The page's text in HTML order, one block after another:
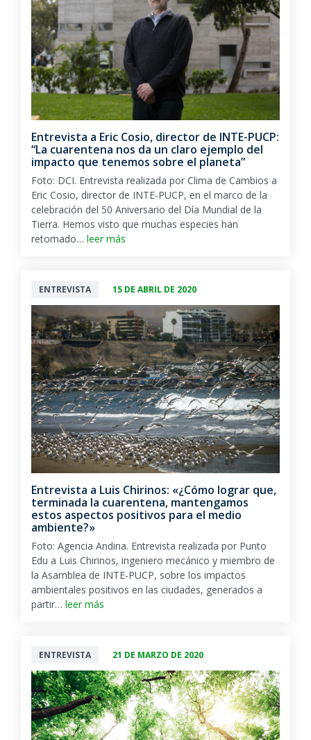
Entrevista a Eric Cosio, director de INTE-PUCP:
“La cuarentena nos da un claro ejemplo del
impacto que tenemos sobre el planeta”
Foto: DCI. Entrevista realizada por Clima de Cambios a
Eric Cosio, director de INTE-PUCP, en el marco de la
celebración del 50 Aniversario del Día Mundial de la
Tierra. Hemos visto que muchas especies han
retomado… leer más
ENTREVISTA 15 DE ABRIL DE 2020
Entrevista a Luis Chirinos: «¿Cómo lograr que,
terminada la cuarentena, mantengamos
estos aspectos positivos para el medio
ambiente?»
Foto: Agencia Andina. Entrevista realizada por Punto
Edu a Luis Chirinos, ingeniero mecánico y miembro de
la Asamblea de INTE-PUCP, sobre los impactos
ambientales positivos en las ciudades, generados a
partir… leer más
ENTREVISTA 21 DE MARZO DE 2020